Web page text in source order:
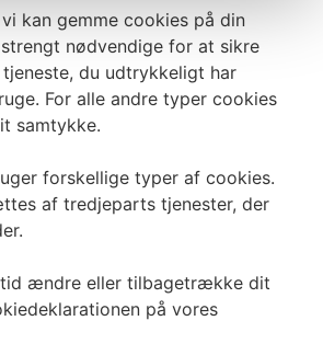
kan gemme cookies på din
nødvendige for at sikre
du udtrykkeligt har
For alle andre typer cookies
samtykke.
forskellige typer af cookies.
af tredjeparts tjenester, der
tid ændre eller tilbagetrække dit
på vores